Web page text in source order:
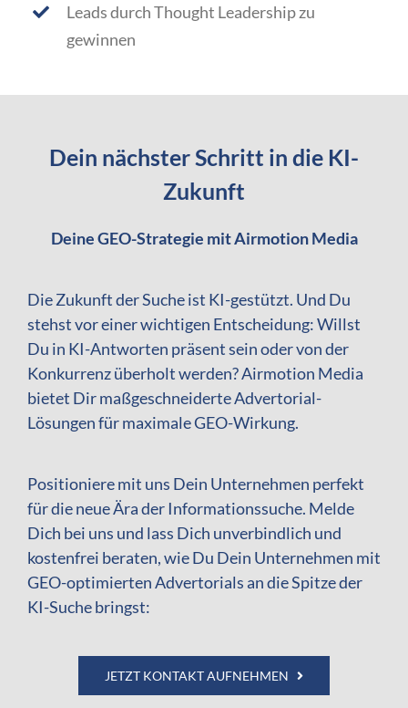
Leads durch Thought Leadership zu
gewinnen
Dein nächster Schritt in die KI-
Zukunft
Deine GEO-Strategie mit Airmotion Media
Die Zukunft der Suche ist KI-gestützt. Und Du
stehst vor einer wichtigen Entscheidung: Willst
Du in KI-Antworten präsent sein oder von der
Konkurrenz überholt werden? Airmotion Media
bietet Dir maßgeschneiderte Advertorial-
Lösungen für maximale GEO-Wirkung.
Positioniere mit uns Dein Unternehmen perfekt
für die neue Ära der Informationssuche. Melde
Dich bei uns und lass Dich unverbindlich und
kostenfrei beraten, wie Du Dein Unternehmen mit
GEO-optimierten Advertorials an die Spitze der
KI-Suche bringst:
JETZT KONTAKT AUFNEHMEN